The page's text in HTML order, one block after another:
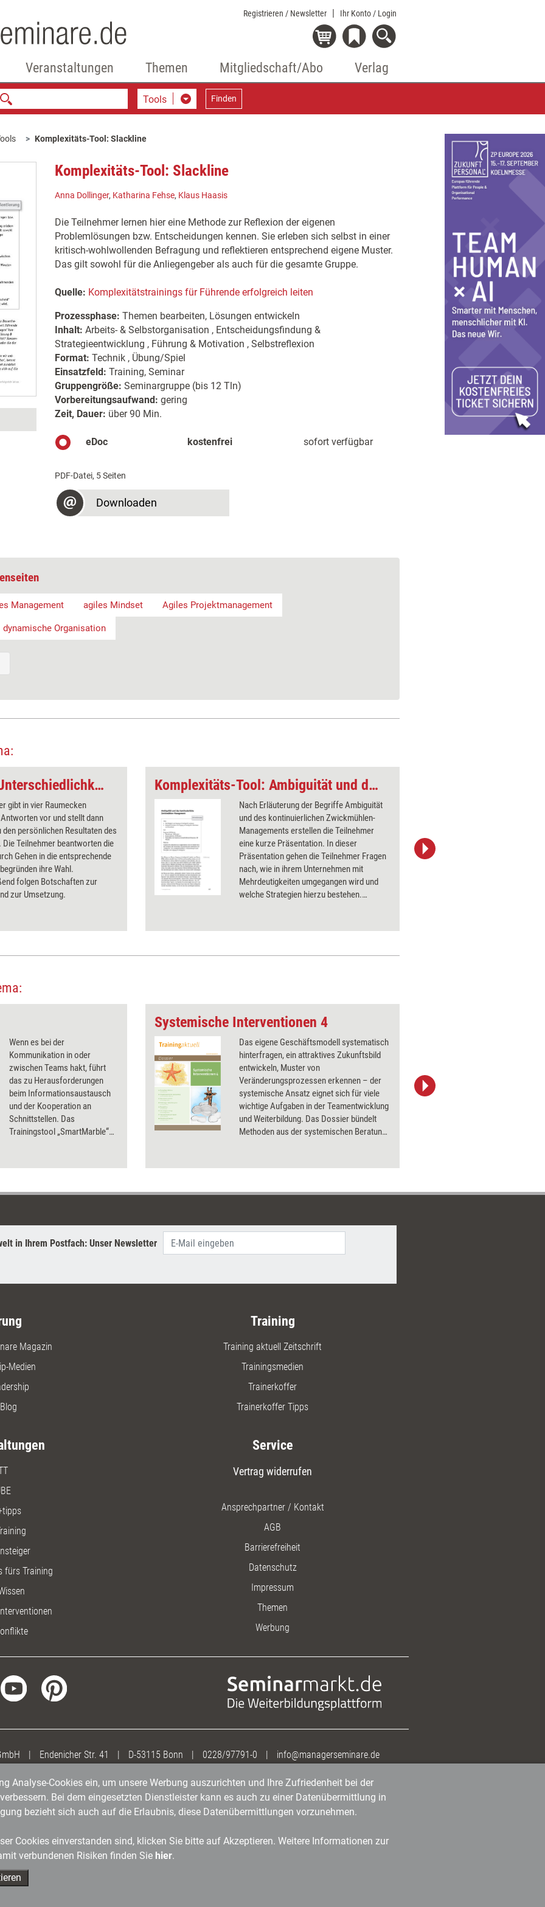
Registrieren / Newsletter Ihr Konto / Login
Veranstaltungen Themen Mitgliedschaft/Abo Verlag
Tools Finden
Komplexitäts-Tool: Slackline
Komplexitäts-Tool: Slackline
Anna Dollinger, Katharina Fehse, Klaus Haasis
Die Teilnehmer lernen hier eine Methode zur Reflexion der eigenen
Problemlösungen bzw. Entscheidungen kennen. Sie erleben sich selbst in einer
kritisch-wohlwollenden Befragung und reflektieren entsprechend eigene Muster.
Das gilt sowohl für die Anliegengeber als auch für die gesamte Gruppe.
Quelle: Komplexitätstrainings für Führende erfolgreich leiten
Prozessphase: Themen bearbeiten, Lösungen entwickeln
Inhalt: Arbeits- & Selbstorganisation , Entscheidungsfindung &
Strategieentwicklung , Führung & Motivation , Selbstreflexion
Format: Technik , Übung/Spiel
Einsatzfeld: Training, Seminar
Gruppengröße: Seminargruppe (bis 12 Tln)
Vorbereitungsaufwand: gering
Zeit, Dauer: über 90 Min.
eDoc kostenfrei sofort verfügbar
PDF-Datei, 5 Seiten
Downloaden
Management agiles Mindset Agiles Projektmanagement
dynamische Organisation
Komplexitäts-Tool: Unterschiedlichkeit nutzen - Feedback 4.0
gibt in vier Raumecken
vor und stellt dann
den persönlichen Resultaten des
Die Teilnehmer beantworten die
Gehen in die entsprechende
ihre Wahl.
folgen Botschaften zur
zur Umsetzung.
Komplexitäts-Tool: Ambiguität und das kontinuierliche Zwickmühlen-Management
Nach Erläuterung der Begriffe Ambiguität
und des kontinuierlichen Zwickmühlen-
Managements erstellen die Teilnehmer
eine kurze Präsentation. In dieser
Präsentation gehen die Teilnehmer Fragen
nach, wie in ihrem Unternehmen mit
Mehrdeutigkeiten umgegangen wird und
welche Strategien hierzu bestehen.
Wenn es bei der
Kommunikation in oder
zwischen Teams hakt, führt
das zu Herausforderungen
beim Informationsaustausch
und der Kooperation an
Schnittstellen. Das
Trainingstool „SmartMarble“
dadurch die Zusammenarbeit
Luckat hat es für Training
Systemische Interventionen 4
Das eigene Geschäftsmodell systematisch
hinterfragen, ein attraktives Zukunftsbild
entwickeln, Muster von
Veränderungsprozessen erkennen – der
systemische Ansatz eignet sich für viele
wichtige Aufgaben in der Teamentwicklung
und Weiterbildung. Das Dossier bündelt
Methoden aus der systemischen Beratung
in Ihrem Postfach: Unser Newsletter
Magazin
Medien
Training
Training aktuell Zeitschrift
Trainingsmedien
Trainerkoffer
Trainerkoffer Tipps
fürs Training
Service
Vertrag widerrufen
Ansprechpartner / Kontakt
AGB
Barrierefreiheit
Datenschutz
Impressum
Themen
Werbung
| Endenicher Str. 41 | D-53115 Bonn | 0228/97791-0 | info@managerseminare.de
Analyse-Cookies ein, um unsere Werbung auszurichten und Ihre Zufriedenheit bei der
Bei dem eingesetzten Dienstleister kann es auch zu einer Datenübermittlung in
bezieht sich auch auf die Erlaubnis, diese Datenübermittlungen vorzunehmen.
Cookies einverstanden sind, klicken Sie bitte auf Akzeptieren. Weitere Informationen zur
verbundenen Risiken finden Sie hier.